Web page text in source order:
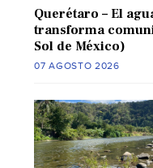
Querétaro – El
transforma
Sol de México)
07 AGOSTO 2026